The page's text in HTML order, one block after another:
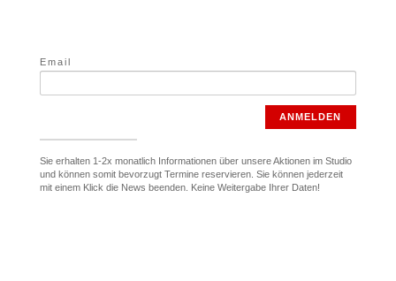
Email
ANMELDEN
Sie erhalten 1-2x monatlich Informationen über unsere Aktionen im Studio
und können somit bevorzugt Termine reservieren. Sie können jederzeit
mit einem Klick die News beenden. Keine Weitergabe Ihrer Daten!